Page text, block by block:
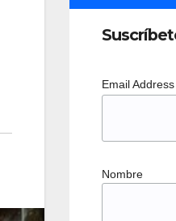
Email Address
Nombre